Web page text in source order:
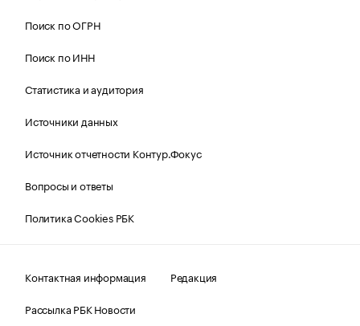
Поиск по ОГРН
Поиск по ИНН
Статистика и аудитория
Источники данных
Источник отчетности Контур.Фокус
Вопросы и ответы
Политика Cookies РБК
Контактная информация
Редакция
Рассылка РБК Новости